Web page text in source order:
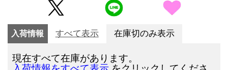
入荷情報 すべて表示 在庫切のみ表示
現在すべて在庫があります。